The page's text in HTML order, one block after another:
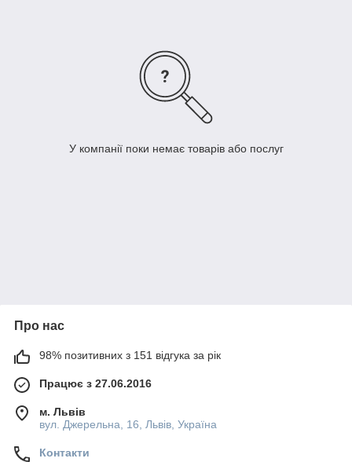
У компанії поки немає товарів або послуг
Про нас
98% позитивних з 151 відгука за рік
Працює з 27.06.2016
м. Львів
вул. Джерельна, 16, Львів, Україна
Контакти